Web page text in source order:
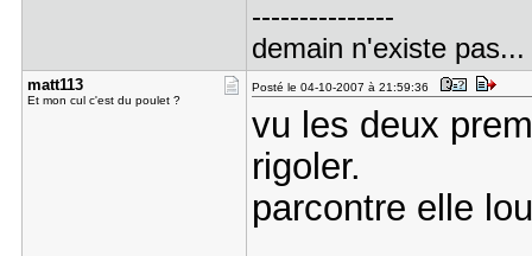
---------------
demain n'existe pas...
matt113
Et mon cul c'est du poulet ?
Posté le 04-10-2007 à 21:59:36
vu les deux
rigoler.
parcontre elle